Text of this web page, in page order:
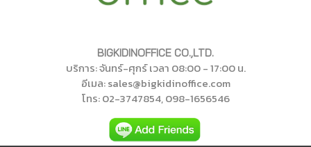
BIGKIDINOFFICE CO.,LTD.
บริการ: จันทร์-ศุกร์ เวลา 08:00 - 17:00 น.
อีเมล: sales@bigkidinoffice.com
โทร: 02-3747854, 098-1656546